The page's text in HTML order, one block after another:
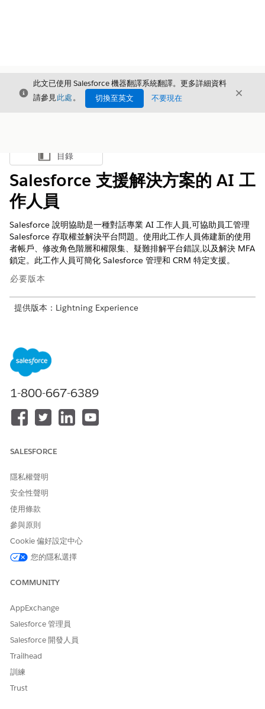
結束
此文已使用 Salesforce 機器翻譯系統翻譯。更多詳細資料
請參見此處。 切換至英文 不要現在 結束
顯示目錄
目錄
Salesforce 支援解決方案的 AI 工
作人員
Salesforce 說明協助是一種對話專業 AI 工作人員,可協助員工管理
Salesforce 存取權並解決平台問題。使用此工作人員佈建新的使用
者帳戶、修改角色階層和權限集、疑難排解平台錯誤,以及解決 MFA
鎖定。此工作人員可簡化 Salesforce 管理和 CRM 特定支援。
必要版本
提供版本：Lightning Experience
服務目錄項目
此專門工作人員會自動使用這些 SCI 範本來滿足您的要求。您可以
要求 Salesforce 密碼重設
要求 Salesforce 使用者存取權
工作人員動作
這些動作會在您與專門工作人員交談期間自動執行。
使用 Knowledge 回答問題
取得合格的服務目錄項目
執行服務目錄項目流程
取得產品啟動卡
為員工建立事件
範例
要求新銷售小組成員存取 Salesforce
實例：銷售經理 Kevin 需要為新的帳戶主管設定 Salesforce 存
取權。
1-800-667-6389
SALESFORCE
隱私權聲明
安全性聲明
使用條款
參與原則
Cookie 偏好設定中心
您的隱私選擇
COMMUNITY
AppExchange
Salesforce 管理員
Salesforce 開發人員
Trailhead
訓練
Trust